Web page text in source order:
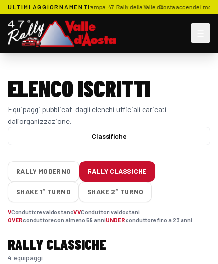
ULTIMI AGGIORNAMENTI
01:52Pubblicata rassegna stampa: 47. Rally della Valle d'Aosta accende i motori
ELENCO ISCRITTI
Equipaggi pubblicati dagli elenchi ufficiali caricati
dall'organizzazione.
Classifiche
RALLY MODERNO RALLY CLASSICHE
SHAKE 1° TURNO SHAKE 2° TURNO
VConduttore valdostanoVVConduttori valdostani
OVERconduttore con almeno 55 anniUNDERconduttore fino a 23 anni
RALLY CLASSICHE
4 equipaggi